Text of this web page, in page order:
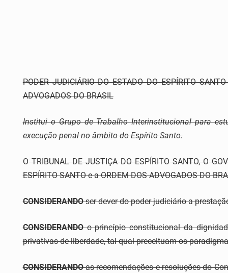
PODER JUDICIÁRIO DO ESTADO DO ESPÍRITO
ADVOGADOS DO BRASIL
Institui o Grupo de Trabalho Interinstitucional para
execução penal no âmbito do Espírito Santo.
O TRIBUNAL DE JUSTIÇA DO ESPÍRITO SANTO, O
ESPÍRITO SANTO e a ORDEM DOS ADVOGADOS DO
CONSIDERANDOser dever do poder judiciário a
CONSIDERANDOo princípio constitucional da
privativas de liberdade, tal qual preceituam os
CONSIDERANDOas recomendações e resoluções do